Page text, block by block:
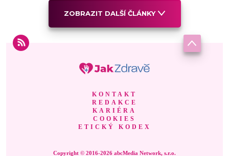
ZOBRAZIT DALŠÍ ČLÁNKY
KONTAKT
REDAKCE
KARIÉRA
COOKIES
ETICKÝ KODEX
Copyright © 2016-2026 abcMedia Network, s.r.o.